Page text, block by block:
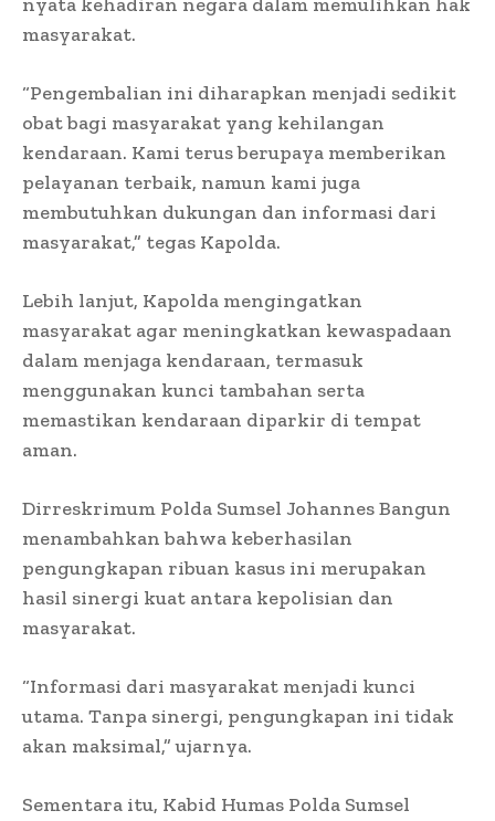
masyarakat.
“Pengembalian ini diharapkan menjadi sedikit
obat bagi masyarakat yang kehilangan
kendaraan. Kami terus berupaya memberikan
pelayanan terbaik, namun kami juga
membutuhkan dukungan dan informasi dari
masyarakat,” tegas Kapolda.
Lebih lanjut, Kapolda mengingatkan
masyarakat agar meningkatkan kewaspadaan
dalam menjaga kendaraan, termasuk
menggunakan kunci tambahan serta
memastikan kendaraan diparkir di tempat
aman.
Dirreskrimum Polda Sumsel Johannes Bangun
menambahkan bahwa keberhasilan
pengungkapan ribuan kasus ini merupakan
hasil sinergi kuat antara kepolisian dan
masyarakat.
“Informasi dari masyarakat menjadi kunci
utama. Tanpa sinergi, pengungkapan ini tidak
akan maksimal,” ujarnya.
Sementara itu, Kabid Humas Polda Sumsel